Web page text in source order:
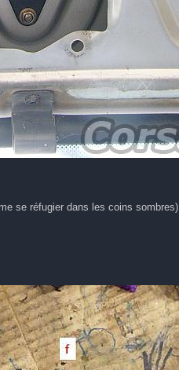
se réfugier dans les coins sombres)